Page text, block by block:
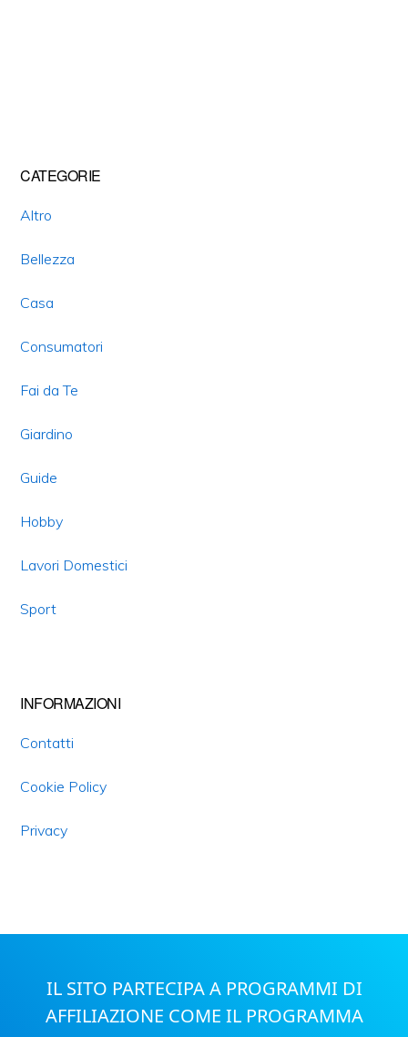
Primary
Sidebar
CATEGORIE
Altro
Bellezza
Casa
Consumatori
Fai da Te
Giardino
Guide
Hobby
Lavori Domestici
Sport
INFORMAZIONI
Contatti
Cookie Policy
Privacy
IL SITO PARTECIPA A PROGRAMMI DI
AFFILIAZIONE COME IL PROGRAMMA